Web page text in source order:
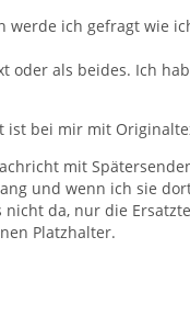
werde ich gefragt wie
oder als beides. Ich
ist bei mir mit
mit
und wenn ich sie
da, nur die
Platzhalter.